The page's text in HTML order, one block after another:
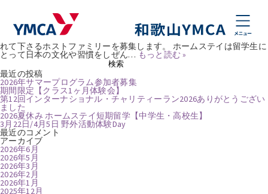
ホストファミリー募集
2025年2月18日 natsumikobayashi
和歌山YMCAランゲージセンターでは、日本の生活や文化を肌で感じ
たいと思っているアメリカからの高校生を、家族の一員として受け入
れて下さるホストファミリーを募集します。 ホームステイは留学生に
とって日本の文化や習慣をしぜん… もっと読む »
検
索:
検索
最近の投稿
2026年サマープログラム参加者募集
期間限定【クラス1ヶ月体験会】
第12回インターナショナル・チャリティーラン2026ありがとうござい
ました
2026夏休み ホームステイ短期留学【中学生・高校生】
3月22日/4月5日 野外活動体験Day
最近のコメント
アーカイブ
2026年6月
2026年5月
2026年3月
2026年2月
2026年1月
2025年12月